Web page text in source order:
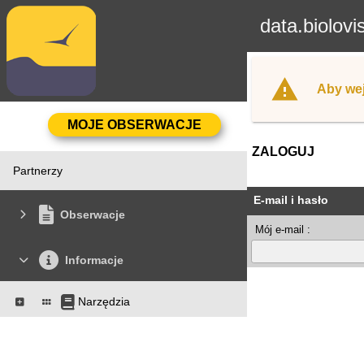
Partnerzy
Obserwacje
Informacje
Narzędzia
Aby
ZALOGUJ
E-mail i hasło
Mój e-mail :